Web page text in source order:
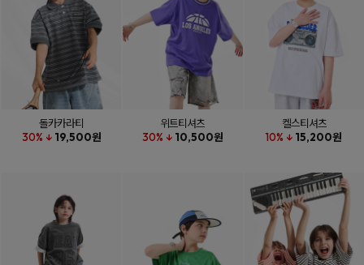
돌카카라티
30% ↓ 19,500원
위트티셔츠
30% ↓ 10,500원
켈스티셔츠
10% ↓ 15,200원